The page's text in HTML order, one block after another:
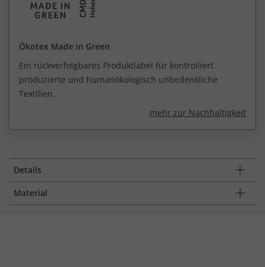
Ökotex Made in Green
Ein rückverfolgbares Produktlabel für kontrolliert
produzierte und humanökologisch unbedenkliche
Textilien.
mehr zur Nachhaltigkeit
Details
Material